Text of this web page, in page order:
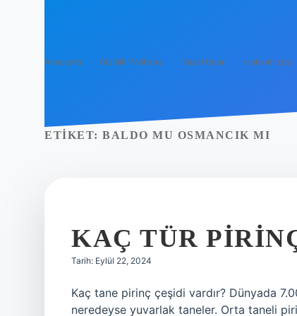
Anasayfa Gizlilik Politikası Yasal Uyarı Hakkımızda
ETIKET: BALDO MU OSMANCIK MI
KAÇ TÜR
Tarih: Eylül 22, 2024
Kaç tane pirinç çeşidi vardır? Dünyada
neredeyse yuvarlak taneler. Orta taneli